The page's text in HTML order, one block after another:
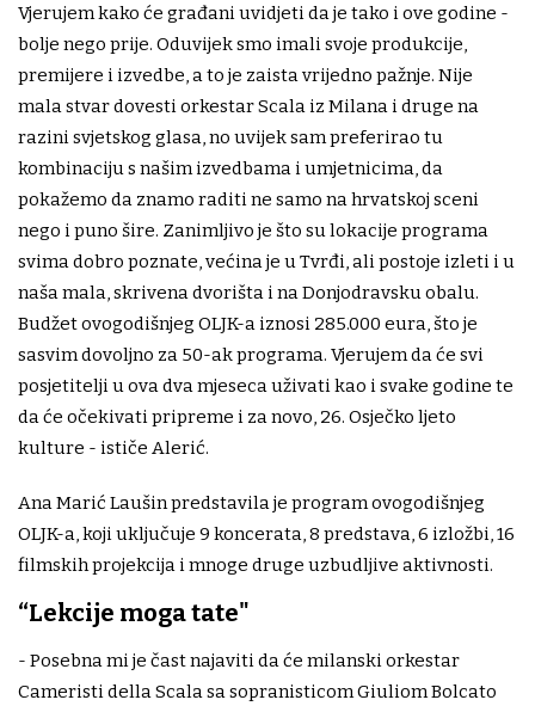
Vjerujem kako će građani uvidjeti da je tako i ove godine -
bolje nego prije. Oduvijek smo imali svoje produkcije,
premijere i izvedbe, a to je zaista vrijedno pažnje. Nije
mala stvar dovesti orkestar Scala iz Milana i druge na
razini svjetskog glasa, no uvijek sam preferirao tu
kombinaciju s našim izvedbama i umjetnicima, da
pokažemo da znamo raditi ne samo na hrvatskoj sceni
nego i puno šire. Zanimljivo je što su lokacije programa
svima dobro poznate, većina je u Tvrđi, ali postoje izleti i u
naša mala, skrivena dvorišta i na Donjodravsku obalu.
Budžet ovogodišnjeg OLJK-a iznosi 285.000 eura, što je
sasvim dovoljno za 50-ak programa. Vjerujem da će svi
posjetitelji u ova dva mjeseca uživati kao i svake godine te
da će očekivati pripreme i za novo, 26. Osječko ljeto
kulture - ističe Alerić.
Ana Marić Laušin predstavila je program ovogodišnjeg
OLJK-a, koji uključuje 9 koncerata, 8 predstava, 6 izložbi, 16
filmskih projekcija i mnoge druge uzbudljive aktivnosti.
“Lekcije moga tate"
- Posebna mi je čast najaviti da će milanski orkestar
Cameristi della Scala sa sopranisticom Giuliom Bolcato